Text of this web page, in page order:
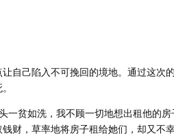
自己陷入不可挽回的境地。通过这次
一贫如洗，我不顾一切地想出租他的
财，草率地将房子租给她们，却又不